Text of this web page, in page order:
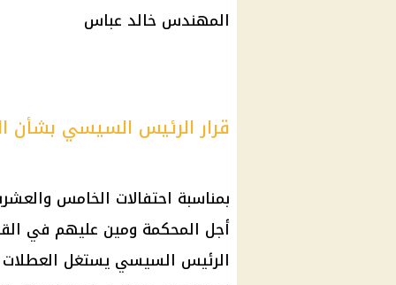
المهندس خالد عباس
قرار الرئيس السيسي بشأن
بمناسبة احتفالات الخامس
أجل المحكمة ومين عليهم في
الرئيس السيسي يستغل